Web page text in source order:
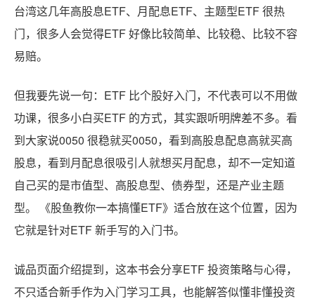
台湾这几年高股息ETF、月配息ETF、主题型ETF 很热
门，很多人会觉得ETF 好像比较简单、比较稳、比较不容
易赔。
但我要先说一句：ETF 比个股好入门，不代表可以不用做
功课，很多小白买ETF 的方式，其实跟听明牌差不多。看
到大家说0050 很稳就买0050，看到高股息配息高就买高
股息，看到月配息很吸引人就想买月配息，却不一定知道
自己买的是市值型、高股息型、债券型，还是产业主题
型。 《股鱼教你一本搞懂ETF》适合放在这个位置，因为
它就是针对ETF 新手写的入门书。
诚品页面介绍提到，这本书会分享ETF 投资策略与心得，
不只适合新手作为入门学习工具，也能解答似懂非懂投资